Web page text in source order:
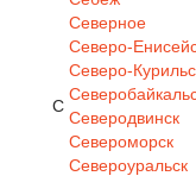
С
Северное
Северо-
Северо-
Северодвинск
Североморск
Североуральск